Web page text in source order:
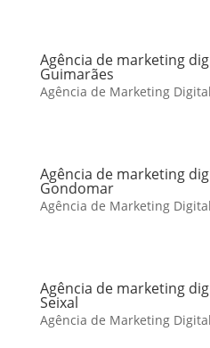
Agência de marketing
Guimarães
Agência de Marketing
Agência de marketing
Gondomar
Agência de Marketing
Agência de marketing
Seixal
Agência de Marketing